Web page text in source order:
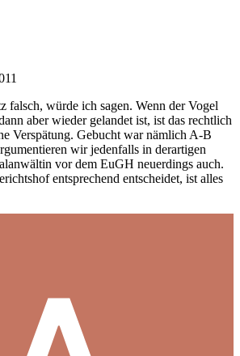
falsch, würde ich sagen. Wenn der Vogel
aber wieder gelandet ist, ist das rechtlich
Verspätung. Gebucht war nämlich A-B
wir jedenfalls in derartigen
vor dem EuGH neuerdings auch.
entsprechend entscheidet, ist alles